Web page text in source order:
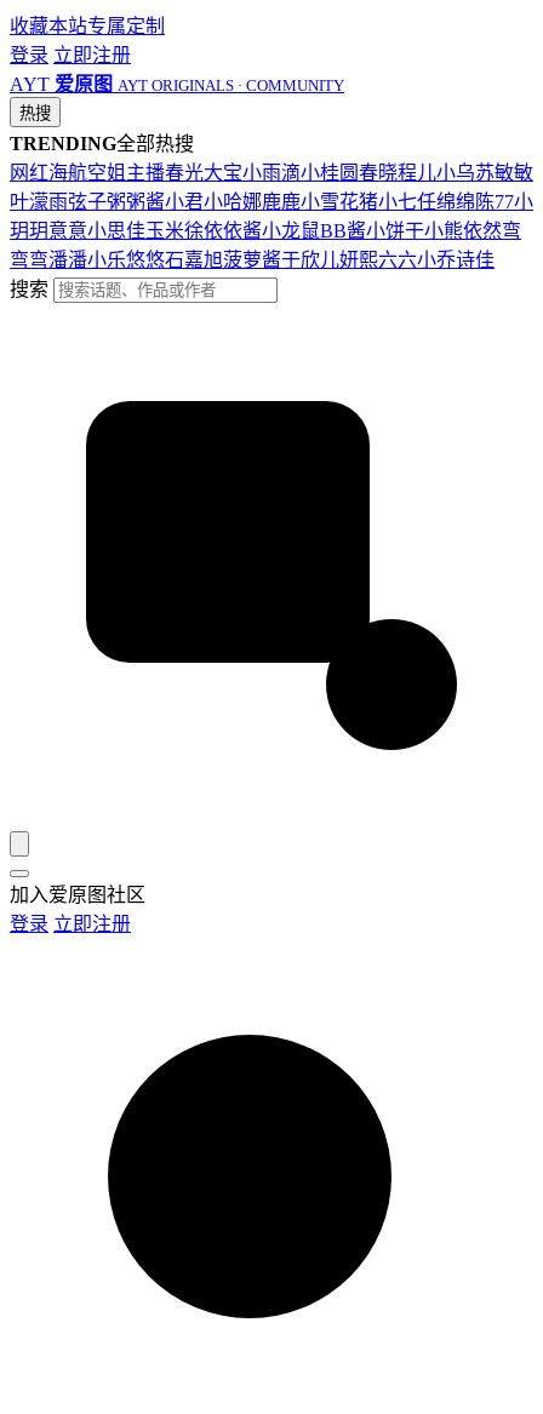
收藏本站专属定制
登录 立即注册
AYT 爱原图 AYT ORIGINALS · COMMUNITY
热搜
TRENDING全部热搜
网红海航空姐 主播春光大宝小雨滴小桂圆春晓程儿小乌苏敏敏
叶濛雨弦子粥粥酱小君小哈娜鹿鹿小雪花猪小七任绵绵 陈77小
玥玥意意小思佳玉米徐依依酱小龙鼠BB酱小饼干小熊依然弯
弯弯潘潘小乐悠悠石嘉旭菠萝酱于欣儿妍熙六六小乔诗佳
搜索
加入爱原图社区
登录 立即注册